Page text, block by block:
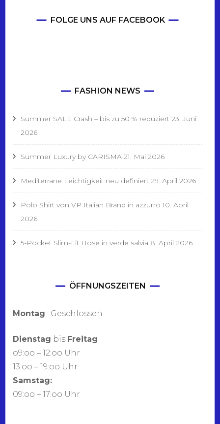
FOLGE UNS AUF FACEBOOK
FASHION NEWS
Summer SALE Crash – bis zu 50 % reduziert 23. Juni
2026
Summer Luxury by CARISMA 21. Mai 2026
Mediterrane Leichtigkeit neu definiert 29. April 2026
Polo Shirt von VP Italian Brand in azzurro 10. April
2026
5-Pocket Slim-Fit Hose in verde salvia 8. April 2026
ÖFFNUNGSZEITEN
Montag: Geschlossen
Dienstag bis Freitag
o9:oo – 12:oo Uhr
13:oo – 19:oo Uhr
Samstag:
09:oo – 17:oo Uhr